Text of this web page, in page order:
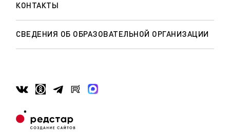
КОНТАКТЫ
СВЕДЕНИЯ ОБ ОБРАЗОВАТЕЛЬНОЙ ОРГАНИЗАЦИИ